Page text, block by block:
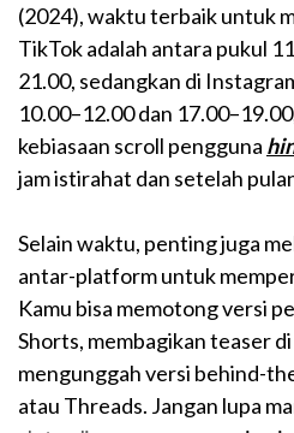
(2024), waktu terbaik untuk
TikTok adalah antara pukul
21.00, sedangkan di
10.00–12.00 dan
kebiasaan scroll pengguna
jam istirahat dan setelah
Selain waktu, penting juga
antar-platform untuk
Kamu bisa memotong versi
Shorts, membagikan teaser
mengunggah versi behind-
atau Threads. Jangan lupa